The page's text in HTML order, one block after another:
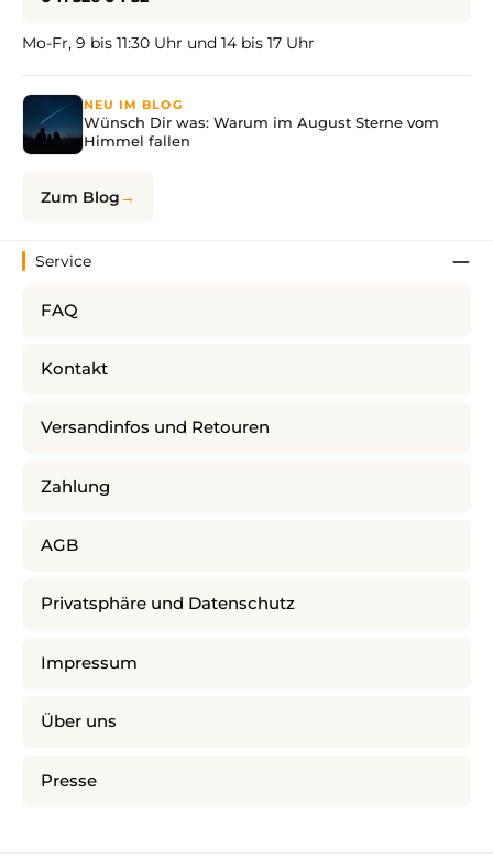
Mo-Fr, 9 bis 11:30 Uhr und 14 bis 17 Uhr
NEU IM BLOG
Wünsch Dir was: Warum im August Sterne vom
Himmel fallen
Zum Blog
Service
FAQ
Kontakt
Versandinfos und Retouren
Zahlung
AGB
Privatsphäre und Datenschutz
Impressum
Über uns
Presse